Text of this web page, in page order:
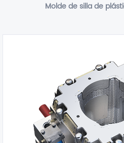
Molde de silla de